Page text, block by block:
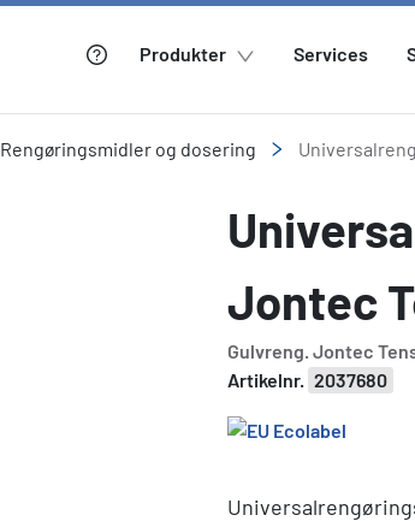
Produkter Services
Rengøringsmidler og dosering
Jontec
Gulvreng. Jontec
Artikelnr. 2037680